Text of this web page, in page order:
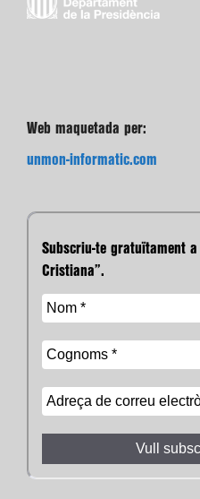
Web maquetada per:
unmon-informatic.com
Subscriu-te gratuïtament a
Cristiana”.